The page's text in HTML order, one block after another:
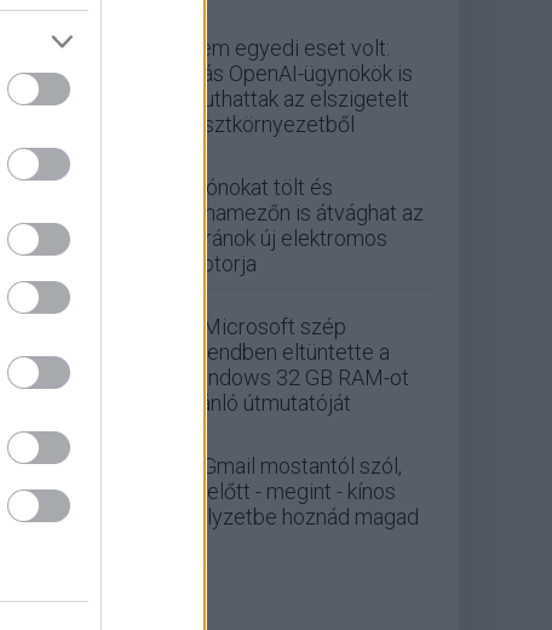
Nem egyedi eset volt:
más OpenAI-ügynökök is
kijuthattak az elszigetelt
tesztkörnyezetből
Drónokat tölt és
aknamezőn is átvághat az
ukránok új elektromos
motorja
A Microsoft szép
csendben eltüntette a
Windows 32 GB RAM-ot
ajánló útmutatóját
A Gmail mostantól szól,
mielőtt - megint - kínos
helyzetbe hoznád magad